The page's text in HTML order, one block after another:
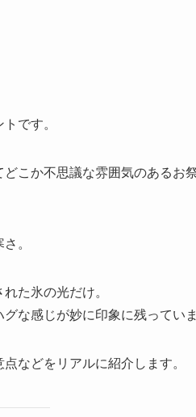
です。
こか不思議な雰囲気のあるお祭
。
た氷の光だけ。
な感じが妙に印象に残っていま
などをリアルに紹介します。